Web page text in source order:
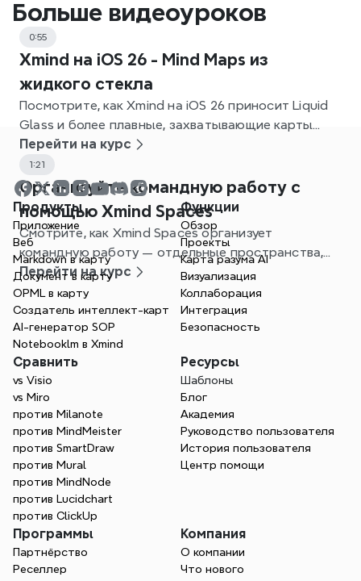
Больше видеоуроков
0:55
Xmind на iOS 26 - Mind Maps из
жидкого стекла
Посмотрите, как Xmind на iOS 26 приносит Liquid
Glass и более плавные, захватывающие карты
сознания.
Перейти на курс
1:21
Организуйте командную работу с
помощью Xmind Spaces
Смотрите, как Xmind Spaces организует
командную работу — отдельные пространства,
одна командная плата и более четкое управление
проектами.
Перейти на курс
Продукты
Приложение
Веб
Markdown в карту
Документ в карту
OPML в карту
Создатель интеллект-карт
AI-генератор SOP
Notebooklm в Xmind
Функции
Обзор
Проекты
Карта разума AI
Визуализация
Коллаборация
Интеграция
Безопасность
Сравнить
vs Visio
vs Miro
против Milanote
против MindMeister
против SmartDraw
против Mural
против MindNode
против Lucidchart
против ClickUp
Ресурсы
Шаблоны
Блог
Академия
Руководство пользователя
История пользователя
Центр помощи
Программы
Партнёрство
Реселлер
Компания
О компании
Что нового